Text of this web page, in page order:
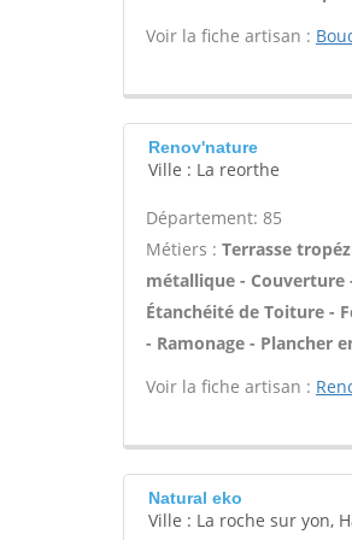
Voir la fiche artisan :
Renov'nature
Ville : La reorthe
Département: 85
Métiers : Terrasse
métallique - Couverture
Étanchéité de Toiture -
- Ramonage - Plancher
Voir la fiche artisan :
Natural eko
Ville : La roche sur yon,